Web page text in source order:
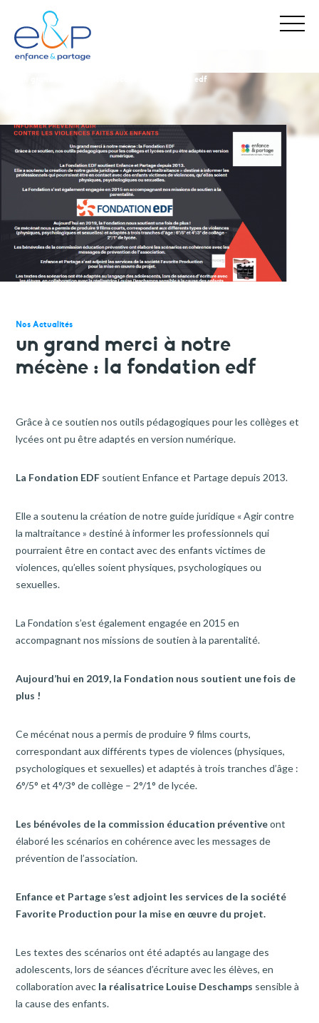
Stop Maltraitance - Stop Conflit
Allo Parents Bébé
faire un don
votre aide est précieuse et indispensable
un grand merci à notre mécène : la fondation edf
Nos Actualités
un grand merci à notre
mécène : la fondation edf
Grâce à ce soutien nos outils pédagogiques pour les collèges et
lycées ont pu être adaptés en version numérique.
La Fondation EDF soutient Enfance et Partage depuis 2013.
Elle a soutenu la création de notre guide juridique « Agir contre
la maltraitance » destiné à informer les professionnels qui
pourraient être en contact avec des enfants victimes de
violences, qu’elles soient physiques, psychologiques ou
sexuelles.
La Fondation s’est également engagée en 2015 en
accompagnant nos missions de soutien à la parentalité.
Aujourd’hui en 2019, la Fondation nous soutient une fois de
plus !
Ce mécénat nous a permis de produire 9 films courts,
correspondant aux différents types de violences (physiques,
psychologiques et sexuelles) et adaptés à trois tranches d’âge :
6°/5° et 4°/3° de collège – 2°/1° de lycée.
Les bénévoles de la commission éducation préventiveont
élaboré les scénarios en cohérence avec les messages de
prévention de l’association.
Enfance et Partage s’est adjoint les services de la société
Favorite Production pour la mise en œuvre du projet.
Les textes des scénarios ont été adaptés au langage des
adolescents, lors de séances d’écriture avec les élèves, en
collaboration avec la réalisatrice Louise Deschamps sensible à
la cause des enfants.